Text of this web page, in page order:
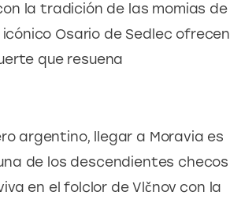
la tradición de las momias de
Osario de Sedlec ofrecen
que resuena
argentino, llegar a Moravia es
de los descendientes checos
en el folclor de Vlčnov con la